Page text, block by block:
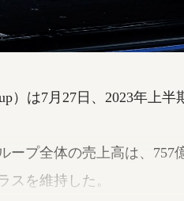
）は7月27日、2023年上
プ全体の売上高は、757
スを維持した。